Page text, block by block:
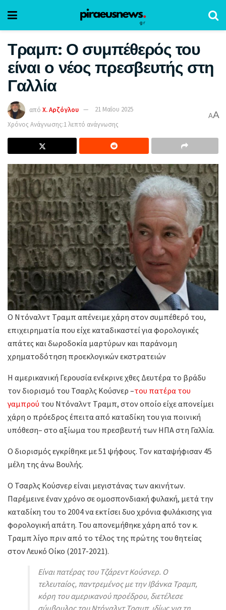
Τραμπ: Ο συμπέθερός του
είναι ο νέος πρεσβευτής στη
Γαλλία
από Χ. Αρζόγλου
21 Μαΐου 2025
Χρόνος Ανάγνωσης:1 λεπτό ανάγνωσης
AA
Ο Ντόναλντ Τραμπ απένειμε χάρη στον συμπέθερό του,
επιχειρηματία που είχε καταδικαστεί για φορολογικές
απάτες και δωροδοκία μαρτύρων και παράνομη
χρηματοδότηση προεκλογικών εκστρατειών
Η αμερικανική Γερουσία ενέκρινε χθες Δευτέρα το βράδυ
τον διορισμό του Τσαρλς Κούσνερ –του πατέρα του
γαμπρού του Ντόναλντ Τραμπ, στον οποίο είχε απονείμει
χάρη ο πρόεδρος έπειτα από καταδίκη του για ποινική
υπόθεση– στο αξίωμα του πρεσβευτή των ΗΠΑ στη Γαλλία.
Ο διορισμός εγκρίθηκε με 51 ψήφους. Τον καταψήφισαν 45
μέλη της άνω Βουλής.
Ο Τσαρλς Κούσνερ είναι μεγιστάνας των ακινήτων.
Παρέμεινε έναν χρόνο σε ομοσπονδιακή φυλακή, μετά την
καταδίκη του το 2004 να εκτίσει δυο χρόνια φυλάκισης για
φορολογική απάτη. Του απονεμήθηκε χάρη από τον κ.
Τραμπ λίγο πριν από το τέλος της πρώτης του θητείας
στον Λευκό Οίκο (2017-2021).
Είναι πατέρας του Τζάρεντ Κούσνερ. Ο
τελευταίος, παντρεμένος με την Ιβάνκα Τραμπ,
κόρη του αμερικανού προέδρου, διετέλεσε